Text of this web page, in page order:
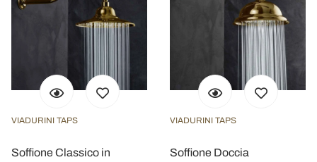
VIADURINI TAPS
Soffione Classico in
VIADURINI TAPS
Soffione Doccia